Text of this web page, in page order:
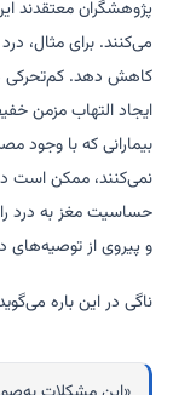
پژوهشگران معتقدند
می‌کنند. برای مثال،
کاهش دهد. کم‌تحرکی
ایجاد التهاب مزمن
بیمارانی که با وجود
نمی‌کنند، ممکن است
حساسیت مغز به درد را
و پیروی از توصیه‌های
ناگی در این باره